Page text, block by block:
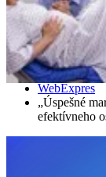
Domáce
WebExpres
„Úspešné
efektívneho